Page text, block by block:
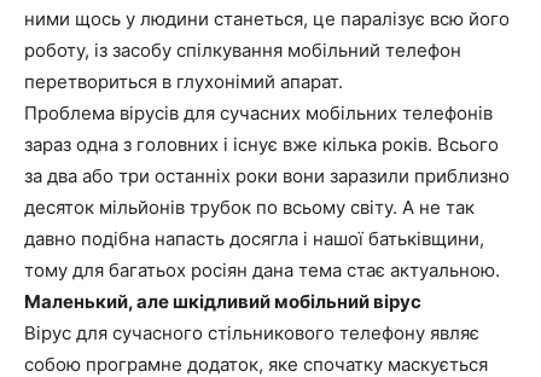
ними щось у людини станеться, це паралізує всю його
роботу, із засобу спілкування мобільний телефон
перетвориться в глухонімий апарат.
Проблема вірусів для сучасних мобільних телефонів
зараз одна з головних і існує вже кілька років. Всього
за два або три останніх роки вони заразили приблизно
десяток мільйонів трубок по всьому світу. А не так
давно подібна напасть досягла і нашої батьківщини,
тому для багатьох росіян дана тема стає актуальною.
Маленький, але шкідливий мобільний вірус
Вірус для сучасного стільникового телефону являє
собою програмне додаток, яке спочатку маскується